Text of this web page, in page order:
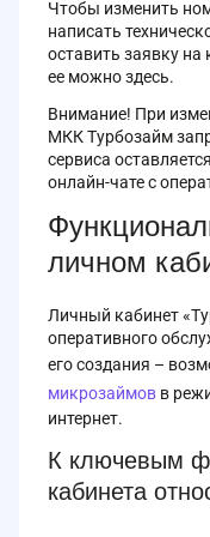
Чтобы изменить
написать
оставить заявку
ее можно здесь.
Внимание! При
МКК Турбозайм
сервиса
онлайн-чате с
личном
Личный кабинет
оперативного
его создания –
микрозаймов в
интернет.
К ключевым
кабинета